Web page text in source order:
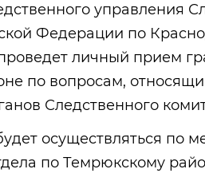
управления
Федерации по
личный прием
по вопросам,
Следственного
осуществляться по
по Темрюкскому